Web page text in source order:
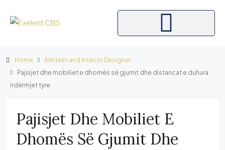
Home
Arkitekt and Interior Designer
Pajisjet dhe mobiliet e dhomës së gjumit dhe distancat e duhura
ndërmjet tyre
Pajisjet Dhe Mobiliet E
Dhomës Së Gjumit Dhe